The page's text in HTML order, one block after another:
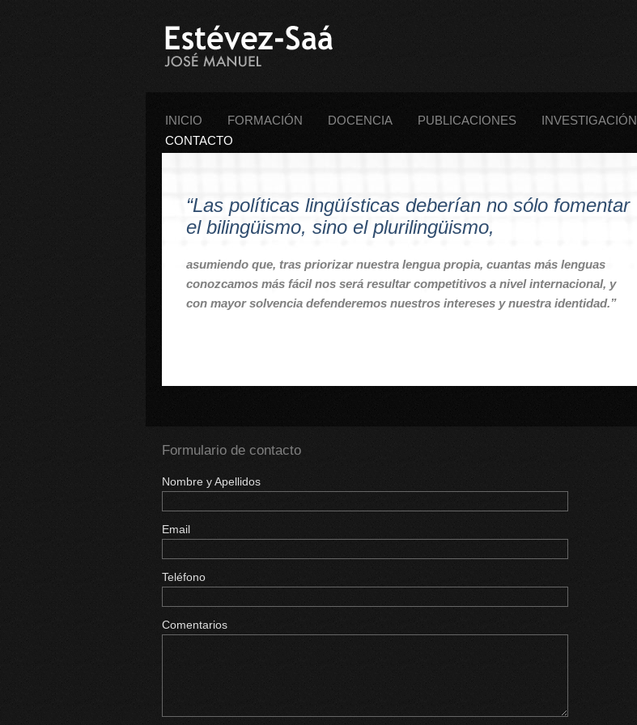
INICIO FORMACIÓN DOCENCIA PUBLICACIONES INVESTIGACIÓN
CONTACTO
“Las políticas lingüísticas deberían no sólo fomentar
el bilingüismo, sino el plurilingüismo,
asumiendo que, tras priorizar nuestra lengua propia, cuantas más lenguas
conozcamos más fácil nos será resultar competitivos a nivel internacional, y
con mayor solvencia defenderemos nuestros intereses y nuestra identidad.”
Formulario de contacto
Nombre y Apellidos
Email
Teléfono
Comentarios